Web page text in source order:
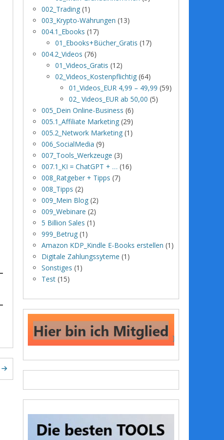
002_Trading (1)
003_Krypto-Währungen (13)
004.1_Ebooks (17)
01_Ebooks+Bücher_Gratis (17)
004.2_Videos (76)
01_Videos_Gratis (12)
02_Videos_Kostenpflichtig (64)
01_Videos_EUR 4,99 – 49,99 (59)
02_ Videos_EUR ab 50,00 (5)
005_Dein Online-Business (6)
005.1_Affiliate Marketing (29)
005.2_Network Marketing (1)
006_SocialMedia (9)
007_Tools_Werkzeuge (3)
007.1_KI = ChatGPT + … (16)
008_Ratgeber + Tipps (7)
008_Tipps (2)
009_Mein Blog (2)
009_Webinare (2)
5 Billion Sales (1)
999_Betrug (1)
Amazon KDP_Kindle E-Books erstellen (1)
Digitale Zahlungssyteme (1)
Sonstiges (1)
Test (15)